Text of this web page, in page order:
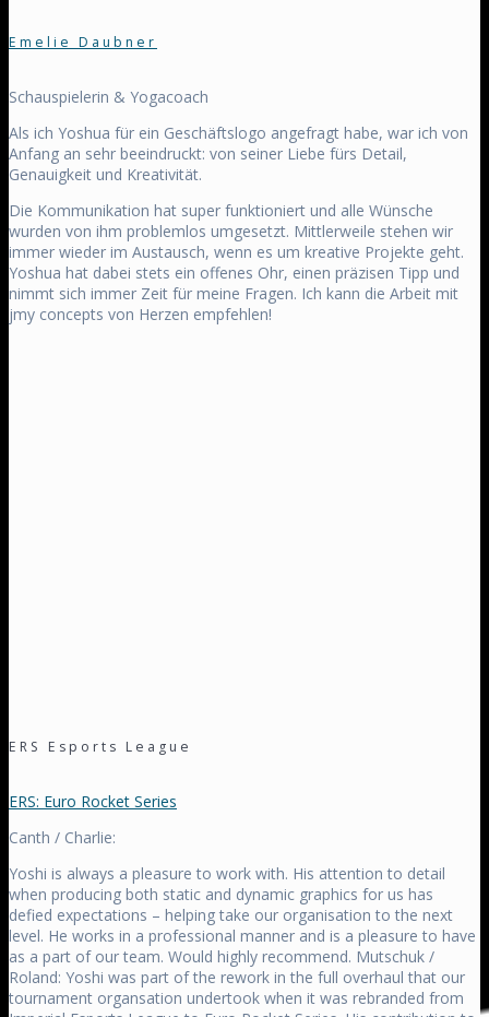
Emelie Daubner
Schauspielerin & Yogacoach
Als ich Yoshua für ein Geschäftslogo angefragt habe, war ich von
Anfang an sehr beeindruckt: von seiner Liebe fürs Detail,
Genauigkeit und Kreativität.
Die Kommunikation hat super funktioniert und alle Wünsche
wurden von ihm problemlos umgesetzt. Mittlerweile stehen wir
immer wieder im Austausch, wenn es um kreative Projekte geht.
Yoshua hat dabei stets ein offenes Ohr, einen präzisen Tipp und
nimmt sich immer Zeit für meine Fragen. Ich kann die Arbeit mit
jmy concepts von Herzen empfehlen!
ERS Esports League
ERS: Euro Rocket Series
Canth / Charlie:
Yoshi is always a pleasure to work with. His attention to detail
when producing both static and dynamic graphics for us has
defied expectations – helping take our organisation to the next
level. He works in a professional manner and is a pleasure to have
as a part of our team. Would highly recommend. Mutschuk /
Roland: Yoshi was part of the rework in the full overhaul that our
tournament organsation undertook when it was rebranded from